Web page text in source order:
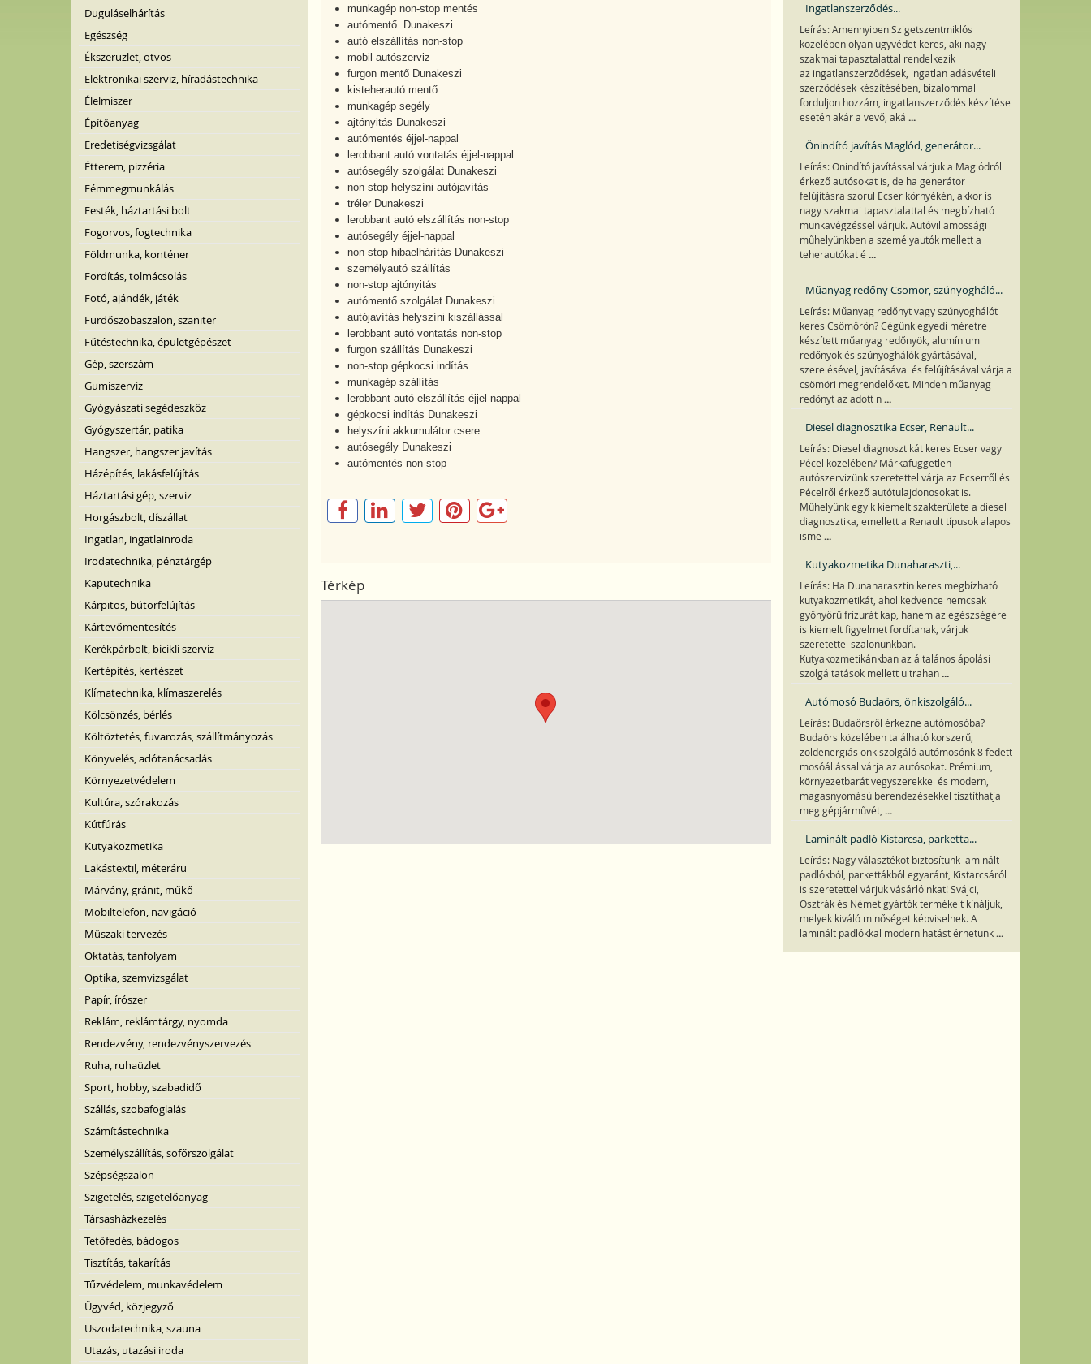
Duguláselhárítás
Egészség
Ékszerüzlet, ötvös
Elektronikai szerviz, híradástechnika
Élelmiszer
Építőanyag
Eredetiségvizsgálat
Étterem, pizzéria
Fémmegmunkálás
Festék, háztartási bolt
Fogorvos, fogtechnika
Földmunka, konténer
Fordítás, tolmácsolás
Fotó, ajándék, játék
Fürdőszobaszalon, szaniter
Fűtéstechnika, épületgépészet
Gép, szerszám
Gumiszerviz
Gyógyászati segédeszköz
Gyógyszertár, patika
Hangszer, hangszer javítás
Házépítés, lakásfelújítás
Háztartási gép, szerviz
Horgászbolt, díszállat
Ingatlan, ingatlainroda
Irodatechnika, pénztárgép
Kaputechnika
Kárpitos, bútorfelújítás
Kártevőmentesítés
Kerékpárbolt, bicikli szerviz
Kertépítés, kertészet
Klímatechnika, klímaszerelés
Kölcsönzés, bérlés
Költöztetés, fuvarozás, szállítmányozás
Könyvelés, adótanácsadás
Környezetvédelem
Kultúra, szórakozás
Kútfúrás
Kutyakozmetika
Lakástextil, méteráru
Márvány, gránit, műkő
Mobiltelefon, navigáció
Műszaki tervezés
Oktatás, tanfolyam
Optika, szemvizsgálat
Papír, írószer
Reklám, reklámtárgy, nyomda
Rendezvény, rendezvényszervezés
Ruha, ruhaüzlet
Sport, hobby, szabadidő
Szállás, szobafoglalás
Számítástechnika
Személyszállítás, sofőrszolgálat
Szépségszalon
Szigetelés, szigetelőanyag
Társasházkezelés
Tetőfedés, bádogos
Tisztítás, takarítás
Tűzvédelem, munkavédelem
Ügyvéd, közjegyző
Uszodatechnika, szauna
Utazás, utazási iroda
munkagép non-stop mentés
autómentő Dunakeszi
autó elszállítás non-stop
mobil autószerviz
furgon mentő Dunakeszi
kisteherautó mentő
munkagép segély
ajtónyitás Dunakeszi
autómentés éjjel-nappal
lerobbant autó vontatás éjjel-nappal
autósegély szolgálat Dunakeszi
non-stop helyszíni autójavítás
tréler Dunakeszi
lerobbant autó elszállítás non-stop
autósegély éjjel-nappal
non-stop hibaelhárítás Dunakeszi
személyautó szállítás
non-stop ajtónyitás
autómentő szolgálat Dunakeszi
autójavítás helyszíni kiszállással
lerobbant autó vontatás non-stop
furgon szállítás Dunakeszi
non-stop gépkocsi indítás
munkagép szállítás
lerobbant autó elszállítás éjjel-nappal
gépkocsi indítás Dunakeszi
helyszíni akkumulátor csere
autósegély Dunakeszi
autómentés non-stop
Térkép
Ingatlanszerződés...
Leírás: Amennyiben Szigetszentmiklós
közelében olyan ügyvédet keres, aki nagy
szakmai tapasztalattal rendelkezik
az ingatlanszerződések, ingatlan adásvételi
szerződések készítésében, bizalommal
forduljon hozzám, ingatlanszerződés készítése
esetén akár a vevő, aká ...
Önindító javítás Maglód, generátor...
Leírás: Önindító javítással várjuk a Maglódról
érkező autósokat is, de ha generátor
felújításra szorul Ecser környékén, akkor is
nagy szakmai tapasztalattal és megbízható
munkavégzéssel várjuk. Autóvillamossági
műhelyünkben a személyautók mellett a
teherautókat é ...
Műanyag redőny Csömör, szúnyogháló...
Leírás: Műanyag redőnyt vagy szúnyoghálót
keres Csömörön? Cégünk egyedi méretre
készített műanyag redőnyök, alumínium
redőnyök és szúnyoghálók gyártásával,
szerelésével, javításával és felújításával várja a
csömöri megrendelőket. Minden műanyag
redőnyt az adott n ...
Diesel diagnosztika Ecser, Renault...
Leírás: Diesel diagnosztikát keres Ecser vagy
Pécel közelében? Márkafüggetlen
autószervizünk szeretettel várja az Ecserről és
Pécelről érkező autótulajdonosokat is.
Műhelyünk egyik kiemelt szakterülete a diesel
diagnosztika, emellett a Renault típusok alapos
isme ...
Kutyakozmetika Dunaharaszti,...
Leírás: Ha Dunaharasztin keres megbízható
kutyakozmetikát, ahol kedvence nemcsak
gyönyörű frizurát kap, hanem az egészségére
is kiemelt figyelmet fordítanak, várjuk
szeretettel szalonunkban.
Kutyakozmetikánkban az általános ápolási
szolgáltatások mellett ultrahan ...
Autómosó Budaörs, önkiszolgáló...
Leírás: Budaörsről érkezne autómosóba?
Budaörs közelében található korszerű,
zöldenergiás önkiszolgáló autómosónk 8 fedett
mosóállással várja az autósokat. Prémium,
környezetbarát vegyszerekkel és modern,
magasnyomású berendezésekkel tisztíthatja
meg gépjárművét, ...
Laminált padló Kistarcsa, parketta...
Leírás: Nagy választékot biztosítunk laminált
padlókból, parkettákból egyaránt, Kistarcsáról
is szeretettel várjuk vásárlóinkat! Svájci,
Osztrák és Német gyártók termékeit kínáljuk,
melyek kiváló minőséget képviselnek. A
laminált padlókkal modern hatást érhetünk ...